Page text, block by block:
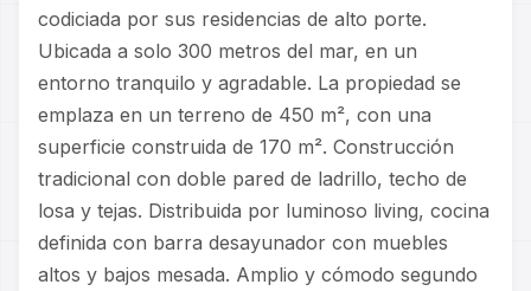
codiciada por sus residencias de alto porte.
Ubicada a solo 300 metros del mar, en un
entorno tranquilo y agradable. La propiedad se
emplaza en un terreno de 450 m², con una
superficie construida de 170 m². Construcción
tradicional con doble pared de ladrillo, techo de
losa y tejas. Distribuida por luminoso living, cocina
definida con barra desayunador con muebles
altos y bajos mesada. Amplio y cómodo segundo